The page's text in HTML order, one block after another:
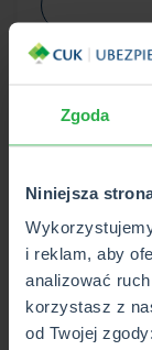
Zgoda
Niniejsza
i reklam, aby
analizować
korzystasz z
od Twojej
-